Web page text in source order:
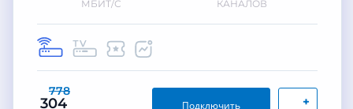
МБИТ/С КАНАЛОВ
778
304 +
Подключить